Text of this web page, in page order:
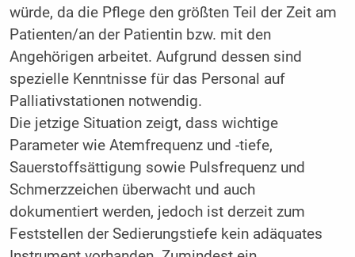
würde, da die Pflege den größten Teil der Zeit am
Patienten/an der Patientin bzw. mit den
Angehörigen arbeitet. Aufgrund dessen sind
spezielle Kenntnisse für das Personal auf
Palliativstationen notwendig.
Die jetzige Situation zeigt, dass wichtige
Parameter wie Atemfrequenz und -tiefe,
Sauerstoffsättigung sowie Pulsfrequenz und
Schmerzzeichen überwacht und auch
dokumentiert werden, jedoch ist derzeit zum
Feststellen der Sedierungstiefe kein adäquates